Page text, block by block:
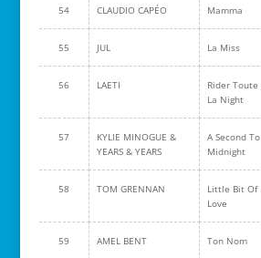
54 CLAUDIO CAPÉO Mamma
55 JUL La Miss
56 LAETI
Rider Toute
La Night
57
KYLIE MINOGUE &
YEARS & YEARS
A Second To
Midnight
58 TOM GRENNAN
Little Bit Of
Love
59 AMEL BENT Ton Nom